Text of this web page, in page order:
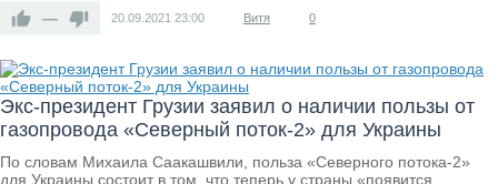
— 20.09.2021 23:00 Витя 0
Экс-президент Грузии заявил о наличии пользы от
газопровода «Северный поток-2» для Украины
По словам Михаила Саакашвили, польза «Северного потока-2»
для Украины состоит в том, что теперь у страны «появится